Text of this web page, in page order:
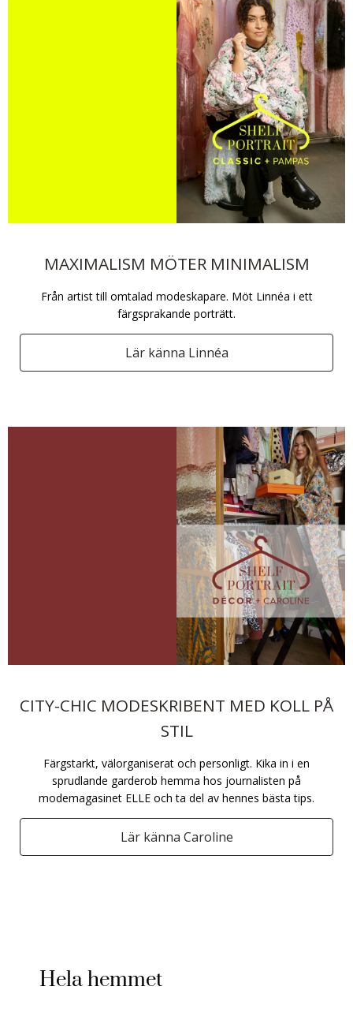
MAXIMALISM MÖTER MINIMALISM
Från artist till omtalad modeskapare. Möt Linnéa i ett
färgsprakande porträtt.
Lär känna Linnéa
CITY-CHIC MODESKRIBENT MED KOLL PÅ
STIL
Färgstarkt, välorganiserat och personligt. Kika in i en
sprudlande garderob hemma hos journalisten på
modemagasinet ELLE och ta del av hennes bästa tips.
Lär känna Caroline
Hela hemmet